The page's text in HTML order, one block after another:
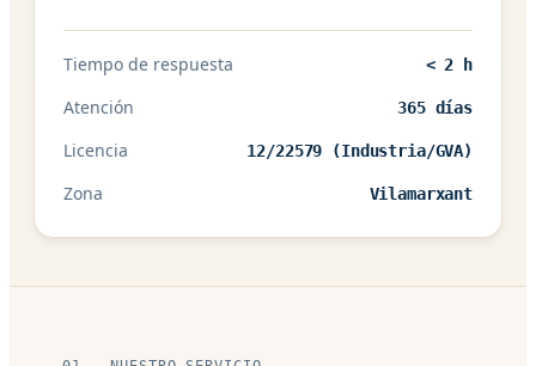
Tiempo de respuesta < 2 h
Atención 365 días
Licencia 12/22579 (Industria/GVA)
Zona Vilamarxant